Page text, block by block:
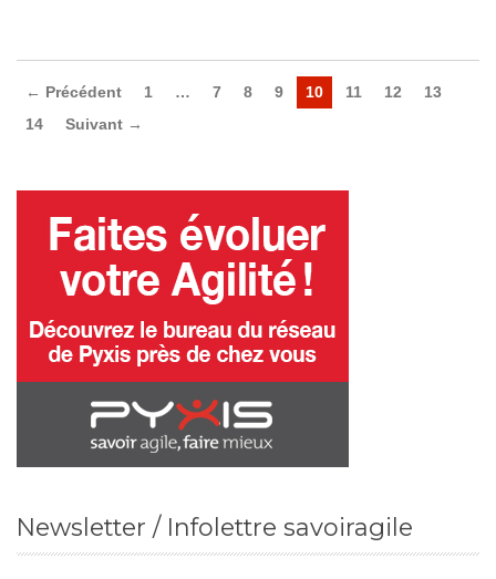
← Précédent 1 … 7 8 9 10 11 12
13
14
Suivant →
Newsletter / Infolettre savoiragile